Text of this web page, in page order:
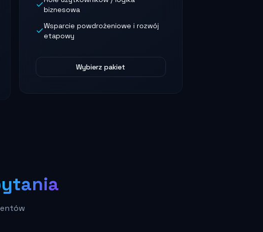
biznesowa
Wsparcie powdrożeniowe i rozwój
etapowy
Wybierz pakiet